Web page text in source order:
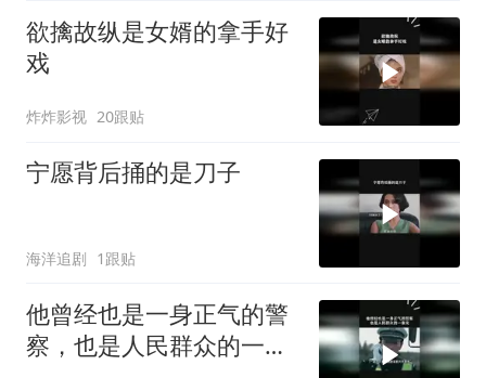
欲擒故纵是女婿的拿手好
戏
炸炸影视 20跟贴
宁愿背后捅的是刀子
海洋追剧 1跟贴
他曾经也是一身正气的警
察，也是人民群众的一束